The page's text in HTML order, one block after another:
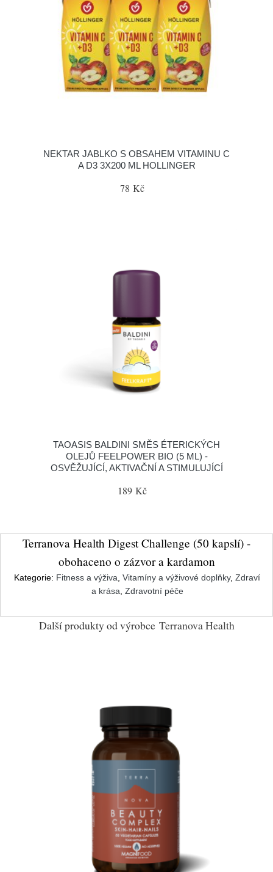
NEKTAR JABLKO S OBSAHEM VITAMINU C
A D3 3X200 ML HOLLINGER
78 Kč
TAOASIS BALDINI SMĚS ÉTERICKÝCH
OLEJŮ FEELPOWER BIO (5 ML) -
OSVĚŽUJÍCÍ, AKTIVAČNÍ A STIMULUJÍCÍ
189 Kč
Terranova Health Digest Challenge (50 kapslí) -
obohaceno o zázvor a kardamon
Kategorie: Fitness a výživa Vitamíny a výživové doplňky, Zdraví
a krása Zdravotní péče
Další produkty od výrobce Terranova Health